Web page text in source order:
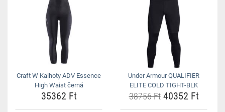
Craft W Kalhoty ADV Essence
High Waist černá
35362 Ft
Under Armour QUALIFIER
ELITE COLD TIGHT-BLK
38756 Ft40352 Ft